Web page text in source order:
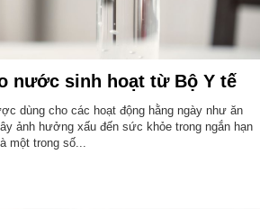
nước sinh hoạt từ Bộ Y tế
dùng cho các hoạt động hằng ngày như ăn
ảnh hưởng xấu đến sức khỏe trong ngắn hạn
một trong số...